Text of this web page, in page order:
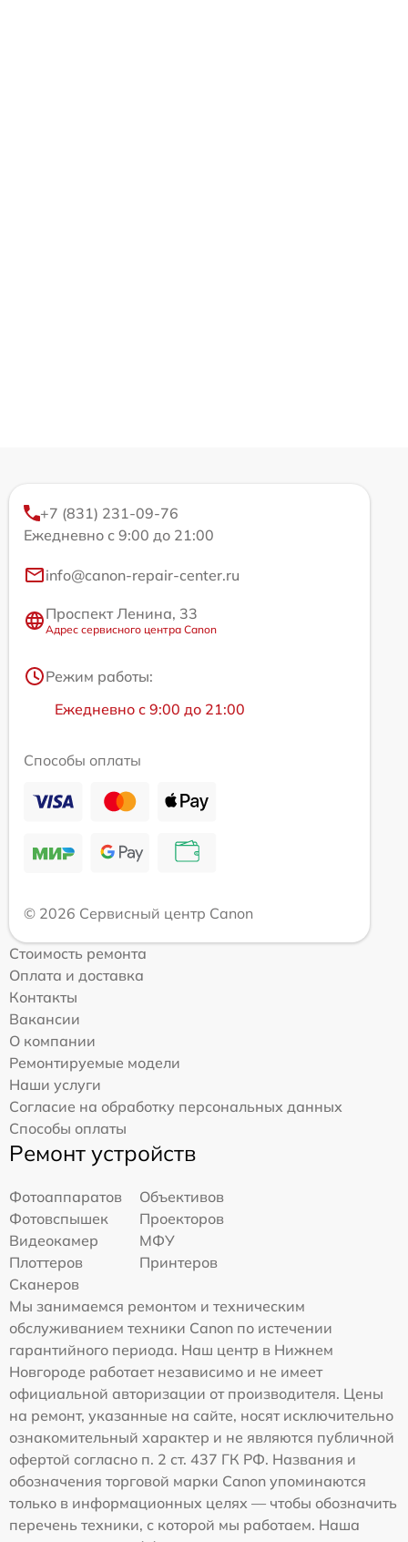
+7 (831) 231-09-76
Ежедневно с 9:00 до 21:00
info@canon-repair-center.ru
Проспект Ленина, 33
Адрес сервисного центра Canon
Режим работы:
Ежедневно с 9:00 до 21:00
Способы оплаты
© 2026 Сервисный центр Canon
Стоимость ремонта
Оплата и доставка
Контакты
Вакансии
О компании
Ремонтируемые модели
Наши услуги
Согласие на обработку персональных данных
Способы оплаты
Ремонт устройств
Фотоаппаратов
Объективов
Фотовспышек
Проекторов
Видеокамер
МФУ
Плоттеров
Принтеров
Сканеров
Мы занимаемся ремонтом и техническим
обслуживанием техники Canon по истечении
гарантийного периода. Наш центр в Нижнем
Новгороде работает независимо и не имеет
официальной авторизации от производителя. Цены
на ремонт, указанные на сайте, носят исключительно
ознакомительный характер и не являются публичной
офертой согласно п. 2 ст. 437 ГК РФ. Названия и
обозначения торговой марки Canon упоминаются
только в информационных целях — чтобы обозначить
перечень техники, с которой мы работаем. Наша